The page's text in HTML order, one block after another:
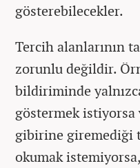
gösterebilecekler.
Tercih alanlarının
zorunlu değildir.
bildiriminde
göstermek
gibirine giremediği
okumak